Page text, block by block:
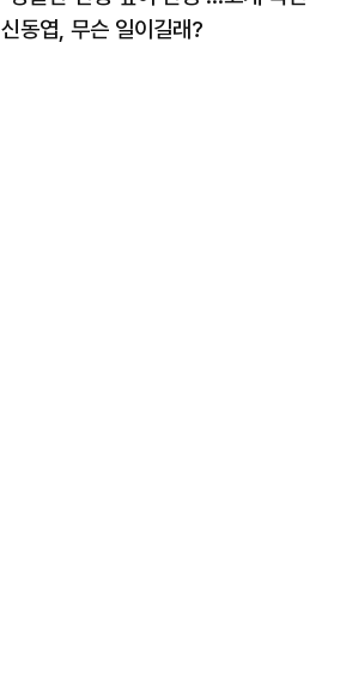
신동엽, 무슨 일이길래?